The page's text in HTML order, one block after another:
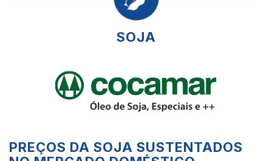
SOJA
PREÇOS DA SOJA SUSTENTADOS